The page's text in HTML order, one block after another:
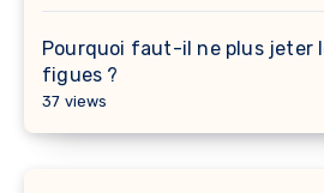
Pourquoi faut-il ne plus jeter
figues ?
37 views